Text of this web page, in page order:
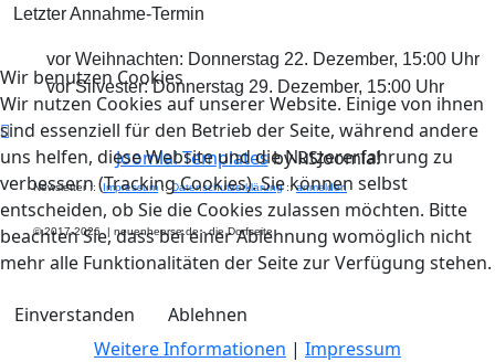
Letzter Annahme-Termin
vor Weihnachten: Donnerstag 22. Dezember, 15:00 Uhr
vor Silvester: Donnerstag 29. Dezember, 15:00 Uhr
Joomla! Templatesby RSJoomla!
Newsletter :: Impressum ::Datenschutzerklärung::anmelden
© 2017-2026 neuenheerse.de - die Dorfseite
Wir benutzen Cookies
Wir nutzen Cookies auf unserer Website. Einige von ihnen
sind essenziell für den Betrieb der Seite, während andere
uns helfen, diese Website und die Nutzererfahrung zu
verbessern (Tracking Cookies). Sie können selbst
entscheiden, ob Sie die Cookies zulassen möchten. Bitte
beachten Sie, dass bei einer Ablehnung womöglich nicht
mehr alle Funktionalitäten der Seite zur Verfügung stehen.
Einverstanden
Ablehnen
Weitere Informationen | Impressum